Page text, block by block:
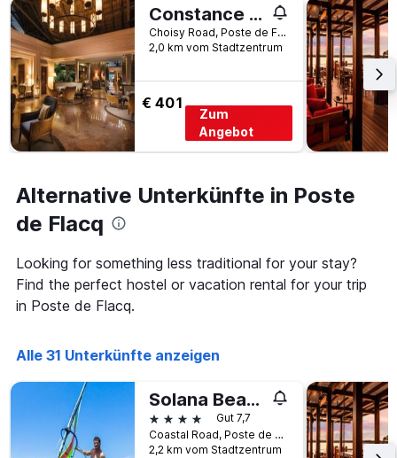
hat
1
Y-
Achse,
die
den
durchschnittlichen
Zimmerpreis
anzeigt.
Constance Prince Maurice
Choisy Road, Poste de Flacq, Mauritius
2,0 km vom Stadtzentrum
€ 401
Zum
Angebot
Alternative Unterkünfte in Poste
de Flacq
Looking for something less traditional for your stay?
Find the perfect hostel or vacation rental for your trip
in Poste de Flacq.
Alle 31 Unterkünfte anzeigen
Solana Beach Mauritius - Adults Only
4 Sterne
Gut 7,7
Coastal Road, Poste de Flacq, Mauritius
2,2 km vom Stadtzentrum